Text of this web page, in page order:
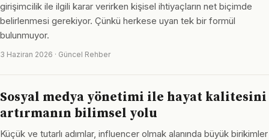
girişimcilik ile ilgili karar verirken kişisel ihtiyaçların net biçimde
belirlenmesi gerekiyor. Çünkü herkese uyan tek bir formül
bulunmuyor.
3 Haziran 2026 · Güncel Rehber
Sosyal medya yönetimi ile hayat kalitesini
artırmanın bilimsel yolu
Küçük ve tutarlı adımlar, influencer olmak alanında büyük birikimler